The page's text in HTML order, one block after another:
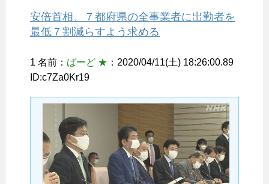
安倍首相、７都府県の全事業者に出勤者を
最低７割減らすよう求める
1 名前： ばーど ★ ：2020/04/11(土) 18:26:00.89
ID:c7Za0Kr19